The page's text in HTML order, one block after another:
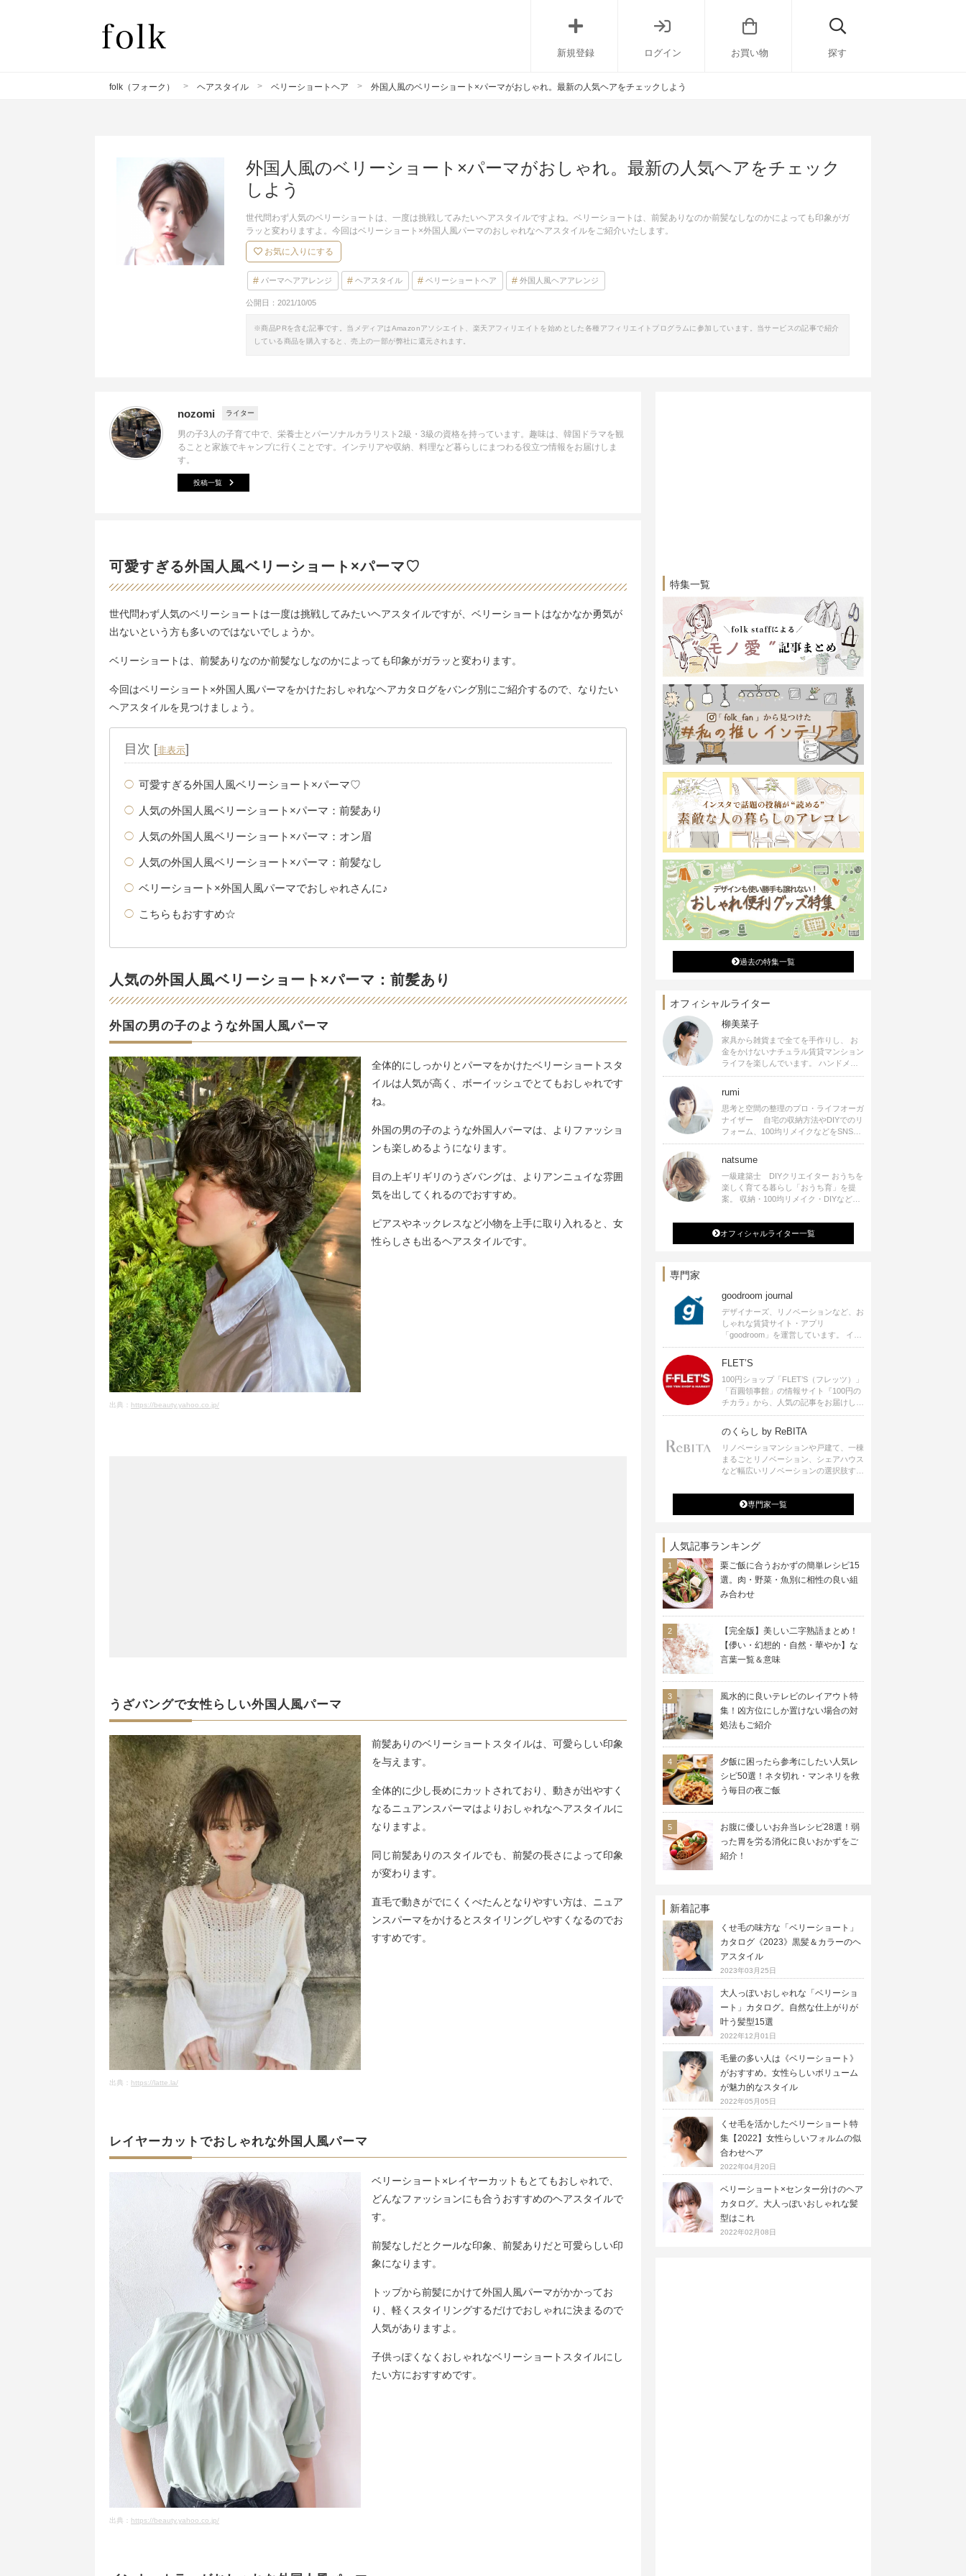
新規登録 ログイン お買い物 探す
folk（フォーク） ヘアスタイル ベリーショートヘア 外国人風のベリーショート×パーマがおしゃれ。最新の人気ヘアをチェックしよう
外国人風のベリーショート×パーマがおしゃれ。最新の人気ヘアをチェック
しよう
世代問わず人気のベリーショートは、一度は挑戦してみたいヘアスタイルですよね。ベリーショートは、前髪ありなのか前髪なしなのかによっても印象がガ
ラッと変わりますよ。今回はベリーショート×外国人風パーマのおしゃれなヘアスタイルをご紹介いたします。
お気に入りにする
パーマヘアアレンジ ヘアスタイル ベリーショートヘア 外国人風ヘアアレンジ
公開日： 2021/10/05
※商品PRを含む記事です。当メディアはAmazonアソシエイト、楽天アフィリエイトを始めとした各種アフィリエイトプログラムに参加しています。当サービスの記事で紹介
している商品を購入すると、売上の一部が弊社に還元されます。
nozomi ライター
男の子3人の子育て中で、栄養士とパーソナルカラリスト2級・3級の資格を持っています。趣味は、韓国ドラマを観
ることと家族でキャンプに行くことです。インテリアや収納、料理など暮らしにまつわる役立つ情報をお届けしま
す。
投稿一覧
可愛すぎる外国人風ベリーショート×パーマ♡
世代問わず人気のベリーショートは一度は挑戦してみたいヘアスタイルですが、ベリーショートはなかなか勇気が
出ないという方も多いのではないでしょうか。
ベリーショートは、前髪ありなのか前髪なしなのかによっても印象がガラッと変わります。
今回はベリーショート×外国人風パーマをかけたおしゃれなヘアカタログをバング別にご紹介するので、なりたい
ヘアスタイルを見つけましょう。
目次 [非表示]
可愛すぎる外国人風ベリーショート×パーマ♡
人気の外国人風ベリーショート×パーマ：前髪あり
人気の外国人風ベリーショート×パーマ：オン眉
人気の外国人風ベリーショート×パーマ：前髪なし
ベリーショート×外国人風パーマでおしゃれさんに♪
こちらもおすすめ☆
人気の外国人風ベリーショート×パーマ：前髪あり
外国の男の子のような外国人風パーマ
出典： https://beauty.yahoo.co.jp/
全体的にしっかりとパーマをかけたベリーショートスタ
イルは人気が高く、ボーイッシュでとてもおしゃれです
ね。
外国の男の子のような外国人パーマは、よりファッショ
ンも楽しめるようになります。
目の上ギリギリのうざバングは、よりアンニュイな雰囲
気を出してくれるのでおすすめ。
ピアスやネックレスなど小物を上手に取り入れると、女
性らしさも出るヘアスタイルです。
うざバングで女性らしい外国人風パーマ
出典： https://latte.la/
前髪ありのベリーショートスタイルは、可愛らしい印象
を与えます。
全体的に少し長めにカットされており、動きが出やすく
なるニュアンスパーマはよりおしゃれなヘアスタイルに
なりますよ。
同じ前髪ありのスタイルでも、前髪の長さによって印象
が変わります。
直毛で動きがでにくくぺたんとなりやすい方は、ニュア
ンスパーマをかけるとスタイリングしやすくなるのでお
すすめです。
レイヤーカットでおしゃれな外国人風パーマ
出典： https://beauty.yahoo.co.jp/
ベリーショート×レイヤーカットもとてもおしゃれで、
どんなファッションにも合うおすすめのヘアスタイルで
す。
前髪なしだとクールな印象、前髪ありだと可愛らしい印
象になります。
トップから前髪にかけて外国人風パーマがかかってお
り、軽くスタイリングするだけでおしゃれに決まるので
人気がありますよ。
子供っぽくなくおしゃれなベリーショートスタイルにし
たい方におすすめです。
特集一覧
過去の特集一覧
オフィシャルライター
柳美菜子
家具から雑貨まで全てを手作りし、 お
金をかけないナチュラル賃貸マンション
ライフを楽しんでいます。 ハンドメイ
ド雑貨やインテリアに関する著書も出
ます。
rumi
思考と空間の整理のプロ・ライフオーガ
ナイザー 自宅の収納方法やDIYでのリ
フォーム、100均リメイクなどをSNSで
公開中。 収納やリメイク、インテリア
シピ提供、店舗プロデュース 2016年９
月に宝島社より【Rumiのおうち時間を
楽しむインテリア】を出版しました。
natsume
一級建築士 DIYクリエイター おうちを
楽しく育てる暮らし「おうち育」を提
案。 収納・100均リメイク・DIYなどお
発信中。 著書 なつめさんちの新しい
のになつかしいアンティークな部屋つく
り 雑誌掲載・TV出演・コラム執筆・
オフィシャルライター一覧
専門家
goodroom journal
デザイナーズ、リノベーションなど、お
しゃれな賃貸サイト・アプリ
「goodroom」を運営しています。 イン
テリアや、ひとり暮らし、ふたり暮らし
のアイディアなど、賃貸でも自分らしい
暮らしを楽しむためのヒントをお届けし
ます。
FLET’S
100円ショップ「FLET’S（フレッツ）」
「百圓領事館」の情報サイト『100円の
チカラ』から、人気の記事をお届けしま
す。
のくらし by ReBITA
リノベーショマンションや戸建て、一棟
まるごとリノベーション、シェアハウス
など幅広いリノベーションの選択肢すべ
ジ・シェアスペースなど、「住む」だけ
ではなく「働く」「遊ぶ」「学ぶ」「旅
する」といった領域でも、暮らしや生き
専門家一覧
人気記事ランキング
栗ご飯に合うおかずの簡単レシピ15
選。肉・野菜・魚別に相性の良い組
み合わせ
【完全版】美しい二字熟語まとめ！
【儚い・幻想的・自然・華やか】な
言葉一覧＆意味
風水的に良いテレビのレイアウト特
集！凶方位にしか置けない場合の対
処法もご紹介
夕飯に困ったら参考にしたい人気レ
シピ50選！ネタ切れ・マンネリを救
う毎日の夜ご飯
お腹に優しいお弁当レシピ28選！弱
った胃を労る消化に良いおかずをご
紹介！
新着記事
くせ毛の味方な「ベリーショート」
カタログ《2023》黒髪＆カラーのヘ
アスタイル
2023年03月25日
大人っぽいおしゃれな「ベリーショ
ート」カタログ。自然な仕上がりが
叶う髪型15選
2022年12月01日
毛量の多い人は《ベリーショート》
がおすすめ。女性らしいボリューム
が魅力的なスタイル
2022年05月05日
くせ毛を活かしたベリーショート特
集【2022】女性らしいフォルムの似
合わせヘア
2022年04月20日
ベリーショート×センター分けのヘア
カタログ。大人っぽいおしゃれな髪
型はこれ
2022年02月08日